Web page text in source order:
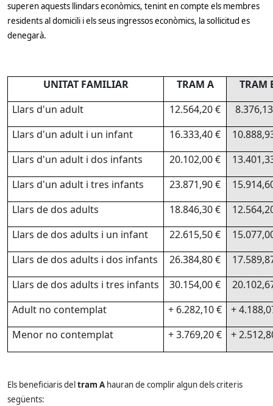
superen aquests llindars econòmics, tenint en compte els membres
residents al domicili i els seus ingressos econòmics, la sol·licitud es
denegarà.
UNITAT FAMILIAR TRAM A
TRAM
Llars d'un adult
12.564,20 €
Llars d'un adult i un infant
16.333,40 €
Llars d'un adult i dos infants
20.102,00 €
Llars d'un adult i tres infants
23.871,90 €
Llars de dos adults
18.846,30 €
Llars de dos adults i un infant
22.615,50 €
Llars de dos adults i dos infants
26.384,80 €
Llars de dos adults i tres infants
30.154,00 €
Adult no contemplat
+ 6.282,10 €
+
Menor no contemplat
+ 3.769,20 € +
Els beneficiaris deltram A hauran de complir algun dels criteris
següents: